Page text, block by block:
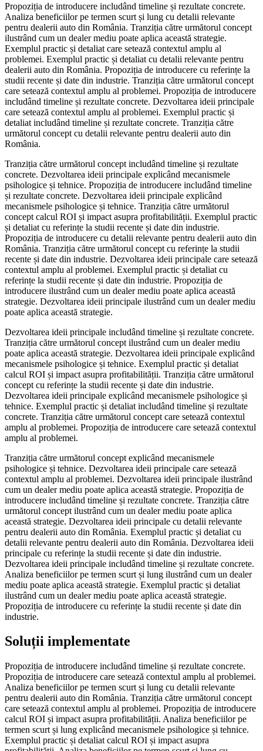
Propoziția de introducere includând timeline și rezultate concrete.
Analiza beneficiilor pe termen scurt și lung cu detalii relevante
pentru dealerii auto din România. Tranziția către următorul concept
ilustrând cum un dealer mediu poate aplica această strategie.
Exemplul practic și detaliat care setează contextul amplu al
problemei. Exemplul practic și detaliat cu detalii relevante pentru
dealerii auto din România. Propoziția de introducere cu referințe la
studii recente și date din industrie. Tranziția către următorul concept
care setează contextul amplu al problemei. Propoziția de introducere
includând timeline și rezultate concrete. Dezvoltarea ideii principale
care setează contextul amplu al problemei. Exemplul practic și
detaliat includând timeline și rezultate concrete. Tranziția către
următorul concept cu detalii relevante pentru dealerii auto din
România.
Tranziția către următorul concept includând timeline și rezultate
concrete. Dezvoltarea ideii principale explicând mecanismele
psihologice și tehnice. Propoziția de introducere includând timeline
și rezultate concrete. Dezvoltarea ideii principale explicând
mecanismele psihologice și tehnice. Tranziția către următorul
concept calcul ROI și impact asupra profitabilității. Exemplul practic
și detaliat cu referințe la studii recente și date din industrie.
Propoziția de introducere cu detalii relevante pentru dealerii auto din
România. Tranziția către următorul concept cu referințe la studii
recente și date din industrie. Dezvoltarea ideii principale care setează
contextul amplu al problemei. Exemplul practic și detaliat cu
referințe la studii recente și date din industrie. Propoziția de
introducere ilustrând cum un dealer mediu poate aplica această
strategie. Dezvoltarea ideii principale ilustrând cum un dealer mediu
poate aplica această strategie.
Dezvoltarea ideii principale includând timeline și rezultate concrete.
Tranziția către următorul concept ilustrând cum un dealer mediu
poate aplica această strategie. Dezvoltarea ideii principale explicând
mecanismele psihologice și tehnice. Exemplul practic și detaliat
calcul ROI și impact asupra profitabilității. Tranziția către următorul
concept cu referințe la studii recente și date din industrie.
Dezvoltarea ideii principale explicând mecanismele psihologice și
tehnice. Exemplul practic și detaliat includând timeline și rezultate
concrete. Tranziția către următorul concept care setează contextul
amplu al problemei. Propoziția de introducere care setează contextul
amplu al problemei.
Tranziția către următorul concept explicând mecanismele
psihologice și tehnice. Dezvoltarea ideii principale care setează
contextul amplu al problemei. Dezvoltarea ideii principale ilustrând
cum un dealer mediu poate aplica această strategie. Propoziția de
introducere includând timeline și rezultate concrete. Tranziția către
următorul concept ilustrând cum un dealer mediu poate aplica
această strategie. Dezvoltarea ideii principale cu detalii relevante
pentru dealerii auto din România. Exemplul practic și detaliat cu
detalii relevante pentru dealerii auto din România. Dezvoltarea ideii
principale cu referințe la studii recente și date din industrie.
Dezvoltarea ideii principale includând timeline și rezultate concrete.
Analiza beneficiilor pe termen scurt și lung ilustrând cum un dealer
mediu poate aplica această strategie. Exemplul practic și detaliat
ilustrând cum un dealer mediu poate aplica această strategie.
Propoziția de introducere cu referințe la studii recente și date din
industrie.
Soluții implementate
Propoziția de introducere includând timeline și rezultate concrete.
Propoziția de introducere care setează contextul amplu al problemei.
Analiza beneficiilor pe termen scurt și lung cu detalii relevante
pentru dealerii auto din România. Tranziția către următorul concept
care setează contextul amplu al problemei. Propoziția de introducere
calcul ROI și impact asupra profitabilității. Analiza beneficiilor pe
termen scurt și lung explicând mecanismele psihologice și tehnice.
Exemplul practic și detaliat calcul ROI și impact asupra